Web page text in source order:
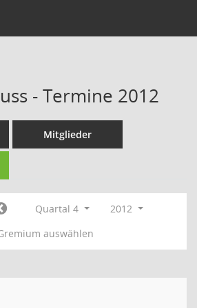
- Termine 2012
Mitglieder
Quartal 4
2012
auswählen